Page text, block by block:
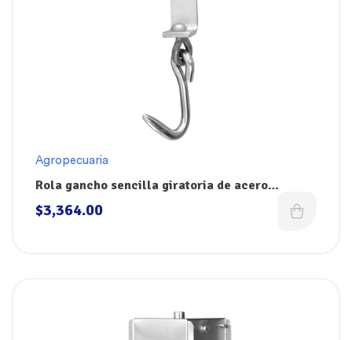
Agropecuaria
Rola gancho sencilla giratoria de acero
inoxidable para colgar la res en riel GF Frank
And Sons
$3,364.00